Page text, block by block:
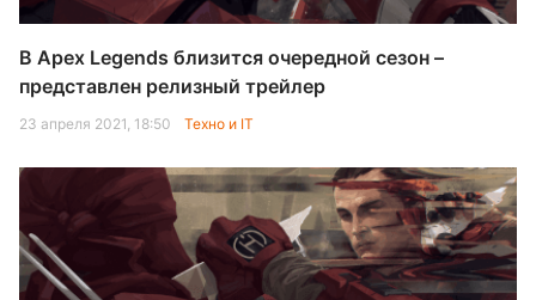
В Apex Legends близится очередной сезон –
представлен релизный трейлер
23 апреля 2021, 18:50 Техно и IT